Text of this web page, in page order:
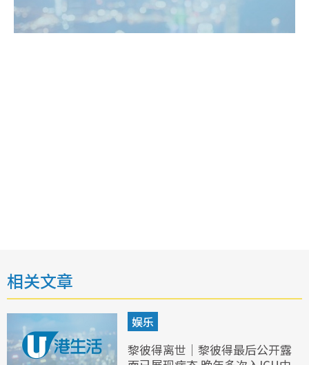
相关文章
娱乐
黎彼得离世｜黎彼得最后公开露